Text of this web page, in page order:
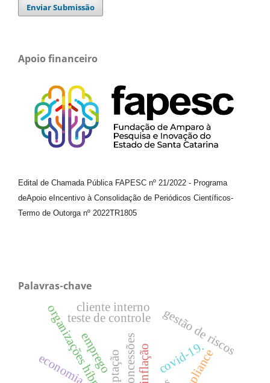
Enviar Submissão
Apoio financeiro
Edital de Chamada Pública FAPESC nº 21/2022 - Programa
deApoio e Incentivo à Consolidação de Periódicos Científicos-
Termo de Outorga nº 2022TR1805
Palavras-chave
covid-19.
concessões
organizações híbridas.
teste de controle gestão de riscos
economiaemprego inflação
cliente interno